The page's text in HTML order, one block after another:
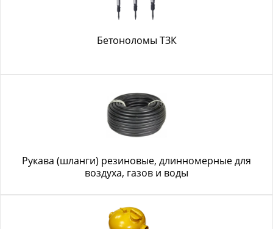
Бетоноломы ТЗК
Рукава (шланги) резиновые, длинномерные для
воздуха, газов и воды